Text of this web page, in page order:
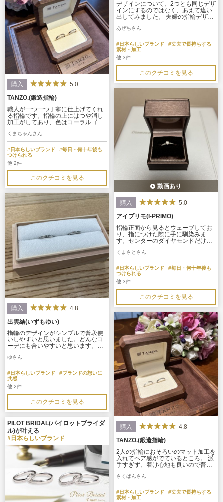
デザインについて、2つとも同じデザ
インにするのではなく、あえて違い
出してみました。 夫婦の指輪デザイ
させたデザインにしました。 また、
V字の指輪ベースにすると、指に長
さを強調できるような形になるとの
ことで、これを洗濯しました。
あぜちさん
#日本らしいブランド
#丈夫で長持ちする
素材・加工
他 3件
このクチコミを見る
購入
5.0
TANZO.(鍛造指輪)
職人が一つ一つ丁寧に仕上げてくれ
る指輪です。指輪の上にはつや消し
加工がしてあり、色はコーラルゴー
で作りました！光に当たるとキラキ
ラ輝きがあり、かっこよさの中に奥
深さもあります！
くまちゃんさん
#日本らしいブランド
#毎日・何十年後も
つけられる
他 2件
このクチコミを見る
動画あり
購入
5.0
アイプリモ(I-PRIMO)
指輪正面から見るとウェーブしてお
り、指につけた際に手に馴染みま
す。センターのダイヤモンドだけで
ルなデザインでありながら華やかな
印象です。また、結婚指輪との重ね
付けもできるため使用シーンが広が
ると感じました。
くまさとさん
#日本らしいブランド
#毎日・何十年後も
つけられる
他 3件
このクチコミを見る
購入
4.8
出雲結(いずもゆい)
指輪のデザインがシンプルで普段使
いしやすいと思いました。どんなコ
ーデにも合いやすいと思います。主
可愛いです。 仕上げの方法が数種類
あり、自分の好みの仕上げが選べる
と思います。
ゆさん
#日本らしいブランド
#ブランドの想いに
共感
他 2件
このクチコミを見る
購入
4.8
TANZO.(鍛造指輪)
2人の指輪におそろいのマット加工を
入れてペア感がでているところ。 派
手すぎず、着け心地も良いので普段
した。 鍛造製法のため、指輪の耐久
性も高いとのことで安心してつけら
れます。
さくぱんさん
#日本らしいブランド
#丈夫で長持ちする
素材・加工
PILOT BRIDAL(パイロットブライダ
ル)が叶える
#日本らしいブランド